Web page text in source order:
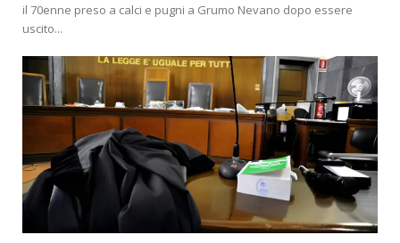
il 70enne preso a calci e pugni a Grumo Nevano dopo essere
uscito...